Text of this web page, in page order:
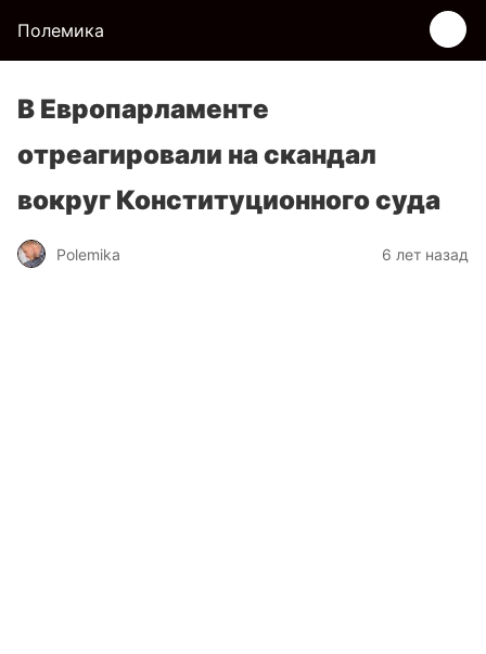
Полемика
В Европарламенте
отреагировали на скандал
вокруг Конституционного суда
Polemika 6 лет назад